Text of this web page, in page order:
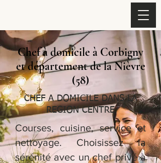
Chef à domicile à Corbigny
et département de la Nièvre
(58)
CHEF A DOMICILE DANS LA
REGION CENTRE
Courses, cuisine, service et
nettoyage. Choisissez la
sérénité avec un chef privé à